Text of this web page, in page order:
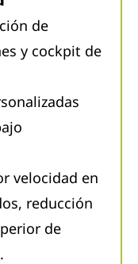
de
y cockpit de
velocidad en
reducción
de